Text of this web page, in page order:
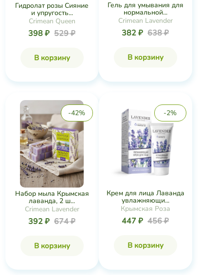
Гидролат розы Сияние
и упругость...
Crimean Queen
398 ₽ 529 ₽
В корзину
Гель для умывания для
нормальной...
Crimean Lavender
382 ₽ 638 ₽
В корзину
-42%
Набор мыла Крымская
лаванда, 2 ш...
Crimean Lavender
392 ₽ 674 ₽
В корзину
-2%
Крем для лица Лаванда
увлажняющи...
Крымская Роза
447 ₽ 456 ₽
В корзину